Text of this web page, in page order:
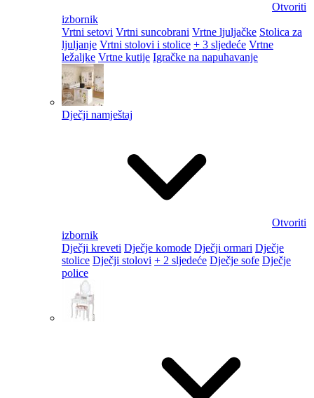
Otvoriti
izbornik
Vrtni setovi Vrtni suncobrani Vrtne ljuljačke Stolica za
ljuljanje Vrtni stolovi i stolice + 3 sljedeće Vrtne
ležaljke Vrtne kutije Igračke na napuhavanje
Dječji namještaj
Otvoriti
izbornik
Dječji kreveti Dječje komode Dječji ormari Dječje
stolice Dječji stolovi + 2 sljedeće Dječje sofe Dječje
police